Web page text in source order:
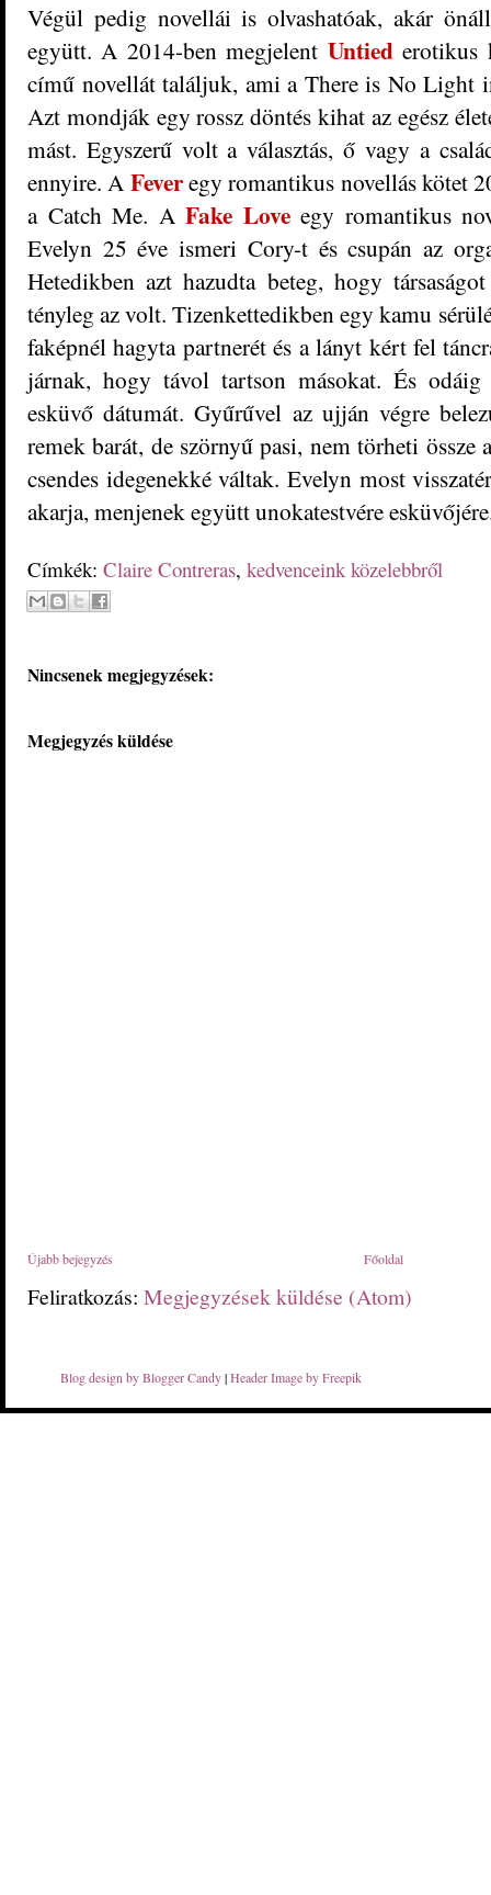
Végül pedig novellái is olvashatóak, akár
együtt. A 2014-ben megjelent Untiederotikus
című novellát találjuk, ami a There is No Light
Azt mondják egy rossz döntés kihat az egész
mást. Egyszerű volt a választás, ő vagy a
ennyire. A Feveregy romantikus novellás kötet
a Catch Me. A Fake Love egy romantikus
Evelyn 25 éve ismeri Cory-t és csupán az
Hetedikben azt hazudta beteg, hogy
tényleg az volt. Tizenkettedikben egy kamu
faképnél hagyta partnerét és a lányt kért fel
járnak, hogy távol tartson másokat. És
esküvő dátumát. Gyűrűvel az ujján végre
remek barát, de szörnyű pasi, nem törheti
csendes idegenekké váltak. Evelyn most
akarja, menjenek együtt unokatestvére
Címkék: Claire Contreras, kedvenceink közelebbről
Nincsenek megjegyzések:
Megjegyzés küldése
Újabb bejegyzés Főoldal
Feliratkozás: Megjegyzések küldése (Atom)
Blog design by Blogger Candy|Header Image by Freepik